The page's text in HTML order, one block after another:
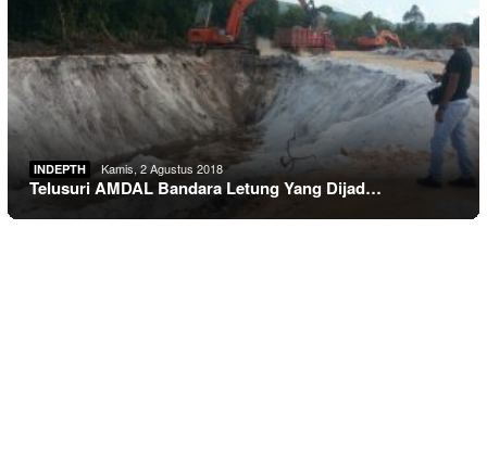
INDEPTH Kamis, 2 Agustus 2018
Telusuri AMDAL Bandara Letung Yang Dijad…